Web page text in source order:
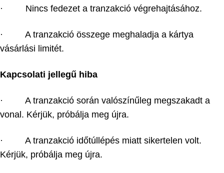
· Nincs fedezet a tranzakció végrehajtásához.
· A tranzakció összege meghaladja a kártya
vásárlási limitét.
Kapcsolati jellegű hiba
· A tranzakció során valószínűleg megszakadt a
vonal. Kérjük, próbálja meg újra.
· A tranzakció időtúllépés miatt sikertelen volt.
Kérjük, próbálja meg újra.